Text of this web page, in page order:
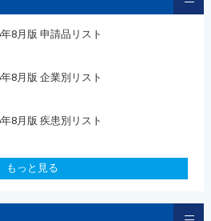
8月版 申請品リスト
8月版 企業別リスト
8月版 疾患別リスト
もっと見る